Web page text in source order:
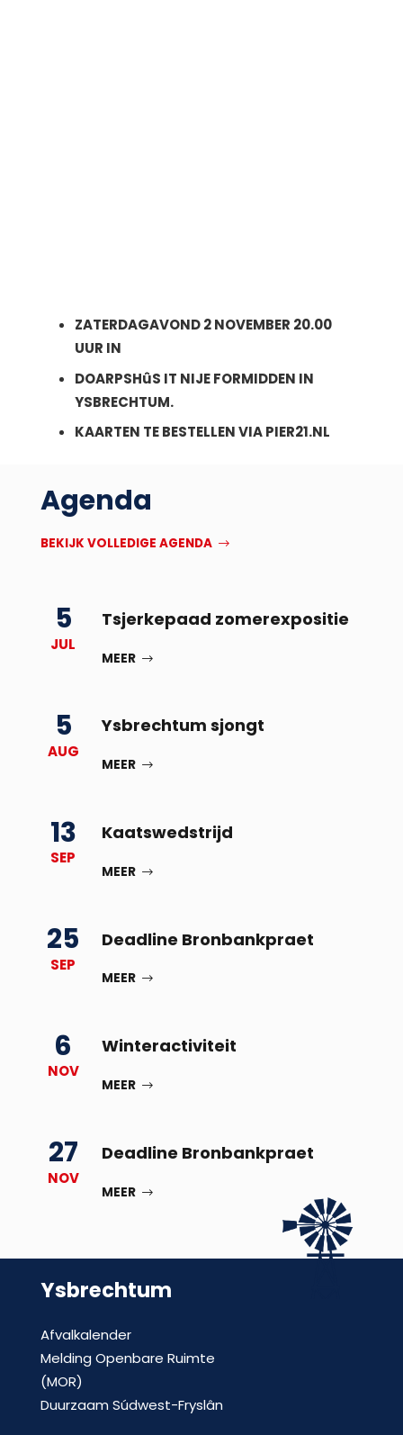
ZATERDAGAVOND 2 NOVEMBER 20.00
UUR IN
DOARPSHûS IT NIJE FORMIDDEN IN
YSBRECHTUM.
KAARTEN TE BESTELLEN VIA PIER21.NL
Agenda
BEKIJK VOLLEDIGE AGENDA
5
JUL
Tsjerkepaad zomerexpositie
MEER
5
AUG
Ysbrechtum sjongt
MEER
13
SEP
Kaatswedstrijd
MEER
25
SEP
Deadline Bronbankpraet
MEER
6
NOV
Winteractiviteit
MEER
27
NOV
Deadline Bronbankpraet
MEER
Ysbrechtum
Afvalkalender
Melding Openbare Ruimte
(MOR)
Duurzaam Súdwest-Fryslân